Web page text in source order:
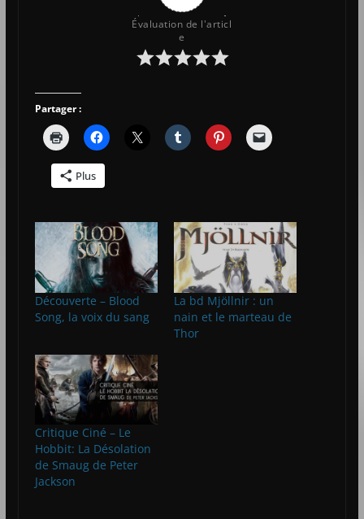
Évaluation de l'articl
e
Partager :
Plus
Découverte – Blood
Song, la voix du sang
La bd Mjöllnir : un
nain et le marteau de
Thor
Critique Ciné – Le
Hobbit: La Désolation
de Smaug de Peter
Jackson